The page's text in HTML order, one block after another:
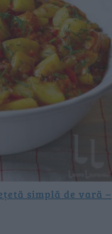
simplă de vară –